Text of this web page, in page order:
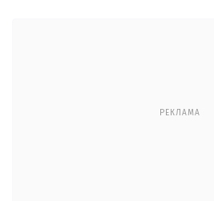
РЕКЛАМА